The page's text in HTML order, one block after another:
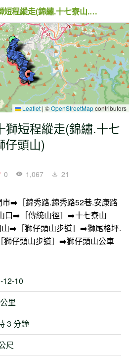
20231210 新店十獅短程縱走(錦繡.十七寮山.大丘田山.獅仔頭山)
Leaflet | ©OpenStreetMapcontributors
獅短程縱走(錦繡.十七
仔頭山)
0 1,067 21
➡️［錦秀路.錦秀路52巷.安康路
口➡️［傳統山徑］➡️十七寮山
➡️［獅仔頭山步道］➡️獅尾格坪.
仔頭山步道］➡️獅仔頭山公車
12-10
里
3 分鐘
尺